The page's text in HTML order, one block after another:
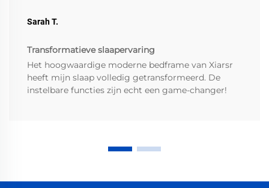
Sarah T.
Transformatieve slaapervaring
Het hoogwaardige moderne bedframe van Xiarsr
heeft mijn slaap volledig getransformeerd. De
instelbare functies zijn echt een game-changer!